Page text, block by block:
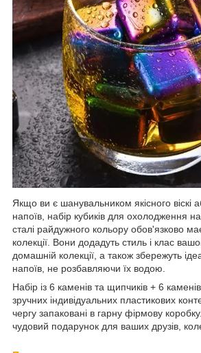
Якщо ви є шанувальником якісного віскі
напоїв, набір кубиків для охолодження
сталі райдужного кольору обов'язково
колекції. Вони додадуть стиль і клас
домашній колекції, а також збережуть
напоїв, не розбавляючи їх водою.
Набір із 6 каменів та щипчиків + 6
зручних індивідуальних пластикових
чергу запаковані в гарну фірмову
чудовий подарунок для ваших друзів,